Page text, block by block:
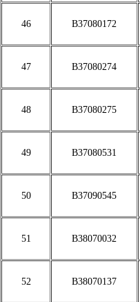
46 B37080172
47 B37080274
48 B37080275
49 B37080531
50 B37090545
51 B38070032
52 B38070137